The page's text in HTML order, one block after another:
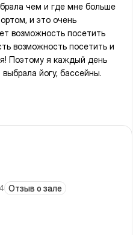
чем и где мне больше
и это очень
возможность посетить
возможность посетить и
Поэтому я каждый день
йогу, бассейны.
Отзыв о зале